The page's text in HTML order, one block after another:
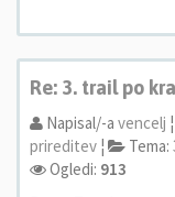
Re: 3. trail po
Napisal/-a vencelj ¦
prireditev ¦ Tema:
Ogledi: 913